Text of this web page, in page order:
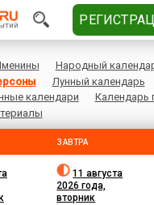
Народный
Лунный календарь
календари
Календарь
ЗАВТРА
11 августа
2026 года,
вторник